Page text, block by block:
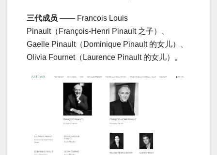
三代成员 —— Francois Louis
Pinault（François-Henri Pinault 之子）、
Gaelle Pinault（Dominique Pinault 的女儿）、
Olivia Fournet（Laurence Pinault 的女儿）。